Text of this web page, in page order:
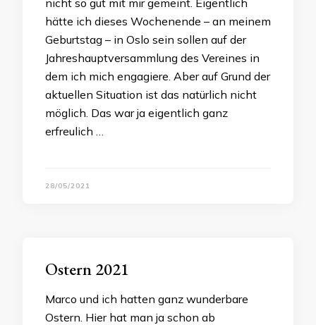
nicht so gut mit mir gemeint. Eigentlich
hätte ich dieses Wochenende – an meinem
Geburtstag – in Oslo sein sollen auf der
Jahreshauptversammlung des Vereines in
dem ich mich engagiere. Aber auf Grund der
aktuellen Situation ist das natürlich nicht
möglich. Das war ja eigentlich ganz
erfreulich …
28/05/2021
Ostern 2021
Marco und ich hatten ganz wunderbare
Ostern. Hier hat man ja schon ab